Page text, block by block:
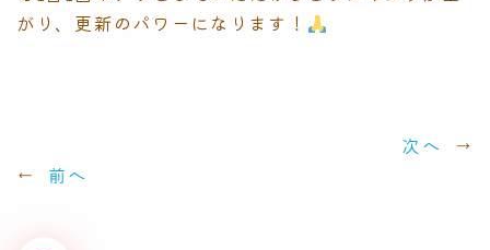
がり、更新のパワーになります！
次へ
→
←
前へ